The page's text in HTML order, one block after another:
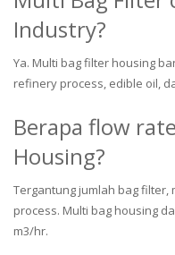
Industry?
Ya. Multi bag filter housing
refinery process, edible oil,
Berapa flow
Housing?
Tergantung jumlah bag filter,
process. Multi bag housing
m3/hr.